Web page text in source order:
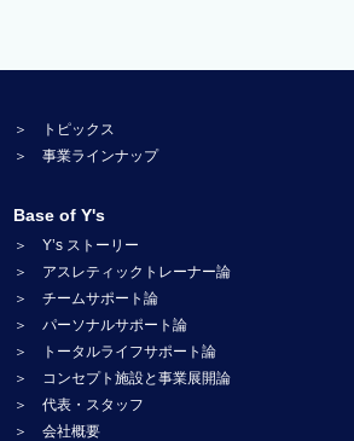
＞ トピックス
＞ 事業ラインナップ
Base of Y's
＞ Y’s ストーリー
＞ アスレティックトレーナー論
＞ チームサポート論
＞ パーソナルサポート論
＞ トータルライフサポート論
＞ コンセプト施設と事業展開論
＞ 代表・スタッフ
＞ 会社概要